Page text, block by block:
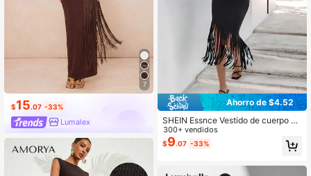
7
$15.07 -33%
Lumalex
Ahorro de $4.52
SHEIN Essnce Vestido de cuerpo aj
ustado sin mangas elegante para m
ujeres con dobladillo de flecos unic
olor para primavera/verano
300+ vendidos
$9.07 -33%